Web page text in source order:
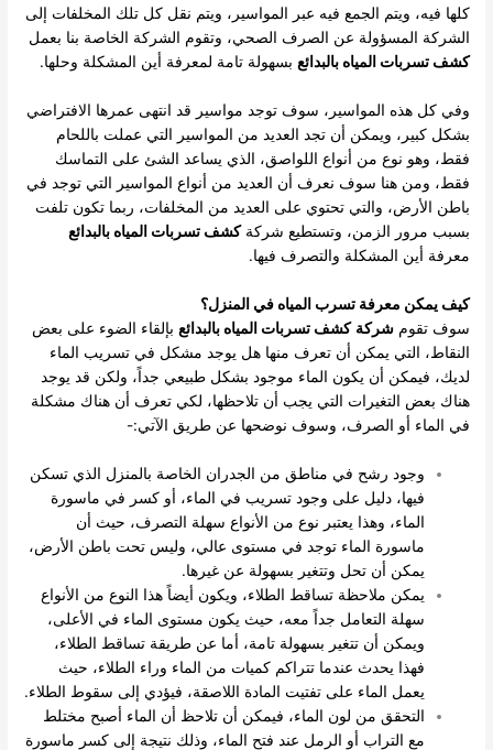
كلها فيه، ويتم الجمع فيه عبر المواسير، ويتم نقل كل تلك المخلفات إلى
الشركة المسؤولة عن الصرف الصحي، وتقوم الشركة الخاصة بنا بعمل
كشف تسربات المياه بالبدائع بسهولة تامة لمعرفة أين المشكلة وحلها.
وفي كل هذه المواسير، سوف توجد مواسير قد انتهى عمرها الافتراضي
بشكل كبير، ويمكن أن تجد العديد من المواسير التي عملت باللحام
فقط، وهو نوع من أنواع اللواصق، الذي يساعد الشئ على التماسك
فقط، ومن هنا سوف نعرف أن العديد من أنواع المواسير التي توجد في
باطن الأرض، والتي تحتوي على العديد من المخلفات، ربما تكون تلفت
بسبب مرور الزمن، وتستطيع شركةكشف تسربات المياه بالبدائع
معرفة أين المشكلة والتصرف فيها.
كيف يمكن معرفة تسرب المياه في المنزل؟
سوف تقومشركة كشف تسربات المياه بالبدائع بإلقاء الضوء على بعض
النقاط، التي يمكن أن تعرف منها هل يوجد مشكل في تسريب الماء
لديك، فيمكن أن يكون الماء موجود بشكل طبيعي جداً، ولكن قد يوجد
هناك بعض التغيرات التي يجب أن تلاحظها، لكي تعرف أن هناك مشكلة
في الماء أو الصرف، وسوف نوضحها عن طريق الآتي:-
وجود رشح في مناطق من الجدران الخاصة بالمنزل الذي تسكن
فيها، دليل على وجود تسريب في الماء، أو كسر في ماسورة
الماء، وهذا يعتبر نوع من الأنواع سهلة التصرف، حيث أن
ماسورة الماء توجد في مستوى عالي، وليس تحت باطن الأرض،
يمكن أن تحل وتتغير بسهولة عن غيرها.
يمكن ملاحظة تساقط الطلاء، ويكون أيضاً هذا النوع من الأنواع
سهلة التعامل جداً معه، حيث يكون مستوى الماء في الأعلى،
ويمكن أن تتغير بسهولة تامة، أما عن طريقة تساقط الطلاء،
فهذا يحدث عندما تتراكم كميات من الماء وراء الطلاء، حيث
يعمل الماء على تفتيت المادة اللاصقة، فيؤدي إلى سقوط الطلاء.
التحقق من لون الماء، فيمكن أن تلاحظ أن الماء أصبح مختلط
مع التراب أو الرمل عند فتح الماء، وذلك نتيجة إلى كسر ماسورة